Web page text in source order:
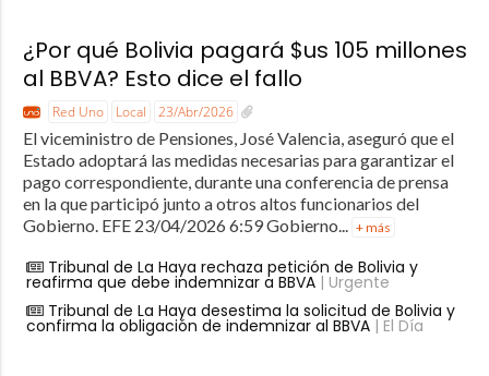
¿Por qué Bolivia pagará $us 105 millones
al BBVA? Esto dice el fallo
Red Uno Local 23/Abr/2026
El viceministro de Pensiones, José Valencia, aseguró que el
Estado adoptará las medidas necesarias para garantizar el
pago correspondiente, durante una conferencia de prensa
en la que participó junto a otros altos funcionarios del
Gobierno. EFE 23/04/2026 6:59 Gobierno... + más
Tribunal de La Haya rechaza petición de Bolivia y
reafirma que debe indemnizar a BBVA| Urgente
Tribunal de La Haya desestima la solicitud de Bolivia y
confirma la obligación de indemnizar al BBVA| El Día